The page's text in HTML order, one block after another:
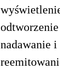
nadawanie i